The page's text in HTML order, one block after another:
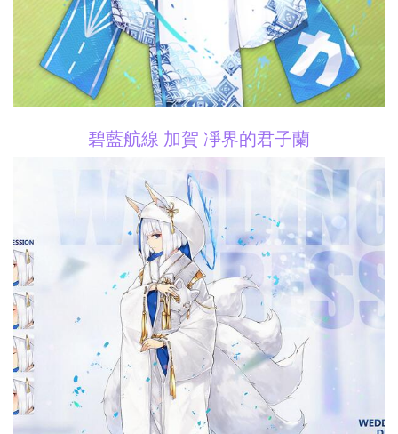
碧藍航線 加賀 凈界的君子蘭